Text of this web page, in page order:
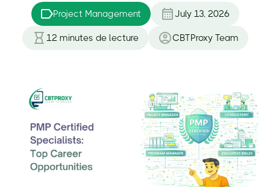
Project Management July 13, 2026
12 minutes de lecture CBTProxy Team